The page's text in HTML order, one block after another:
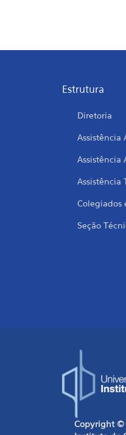
Estrutura
Diretoria
Assistência
Assistência
Assistência
Colegiados
Seção
Copyright ©